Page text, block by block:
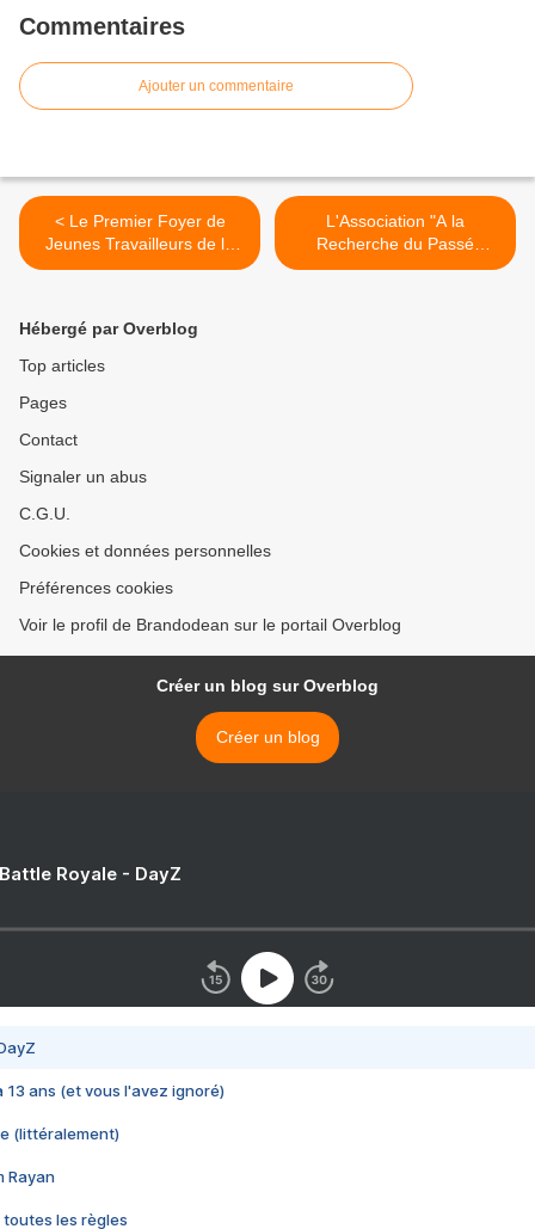
Commentaires
Ajouter un commentaire
< Le Premier Foyer de
Jeunes Travailleurs de la
Vallée de la Lys...
L'Association "A la
Recherche du Passé
d'Halluin" (4) ... + de 7.000
Hébergé par Overblog
Top articles
Pages
Contact
Signaler un abus
C.G.U.
Cookies et données personnelles
Préférences cookies
Voir le profil de Brandodean sur le portail Overblog
Créer un blog sur Overblog
Créer un blog
Royale - DayZ
13 ans (et vous l'avez ignoré)
(littéralement)
Rayan
toutes les règles